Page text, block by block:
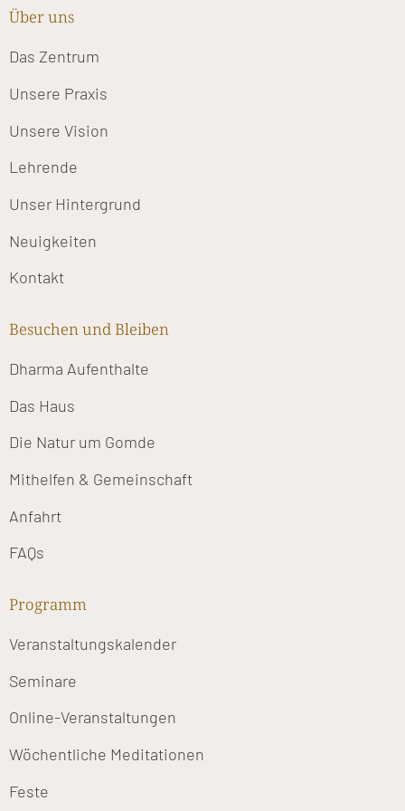
Über uns
Das Zentrum
Unsere Praxis
Unsere Vision
Lehrende
Unser Hintergrund
Neuigkeiten
Kontakt
Besuchen und Bleiben
Dharma Aufenthalte
Das Haus
Die Natur um Gomde
Mithelfen & Gemeinschaft
Anfahrt
FAQs
Programm
Veranstaltungskalender
Seminare
Online-Veranstaltungen
Wöchentliche Meditationen
Feste